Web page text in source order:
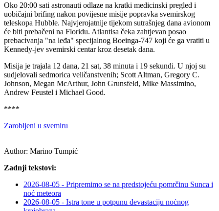
Oko 20:00 sati astronauti odlaze na kratki medicinski pregled i
uobičajni brifing nakon povijesne misije popravka svemirskog
teleskopa Hubble. Najvjerojatnije tijekom sutrašnjeg dana avionom
će biti prebačeni na Floridu. Atlantisa čeka zahtjevan posao
prebacivanja "na leđa" specijalnog Boeinga-747 koji će ga vratiti u
Kennedy-jev svemirski centar kroz desetak dana.
Misija je trajala 12 dana, 21 sat, 38 minuta i 19 sekundi. U njoj su
sudjelovali sedmorica veličanstvenih; Scott Altman, Gregory C.
Johnson, Megan McArthur, John Grunsfeld, Mike Massimino,
Andrew Feustel i Michael Good.
****
Zarobljeni u svemiru
Author: Marino Tumpić
Zadnji tekstovi:
2026-08-05 - Pripremimo se na predstojeću pomrčinu Sunca i
noć meteora
2026-08-05 - Istra tone u potpunu devastaciju noćnog